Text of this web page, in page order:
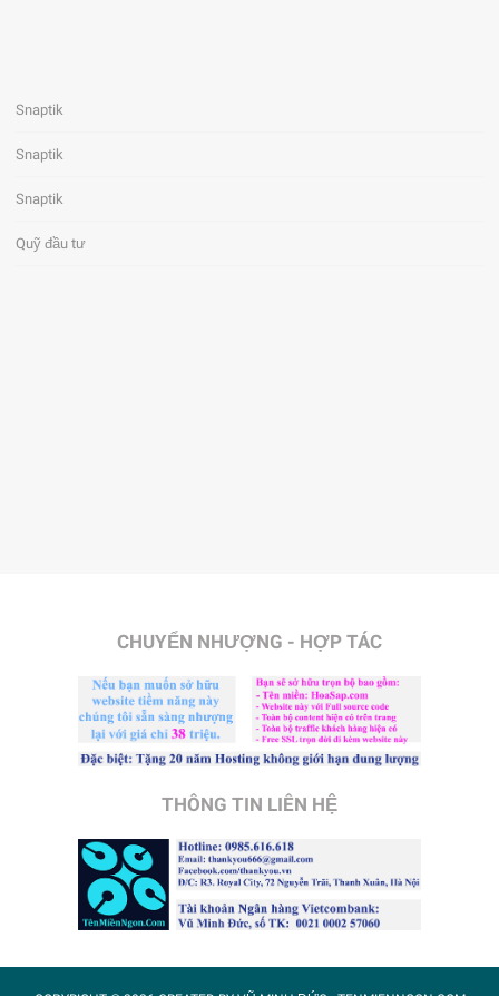
Snaptik
Snaptik
Snaptik
Quỹ đầu tư
CHUYỂN NHƯỢNG - HỢP TÁC
THÔNG TIN LIÊN HỆ